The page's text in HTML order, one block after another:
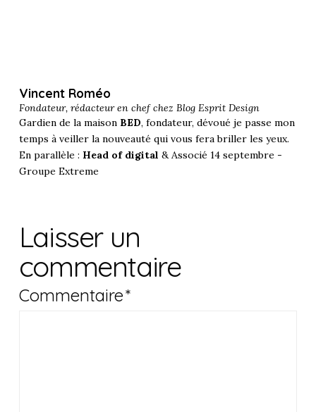
Vincent Roméo
Fondateur, rédacteur en chef chez Blog Esprit Design
Gardien de la maison BED, fondateur, dévoué je passe mon
temps à veiller la nouveauté qui vous fera briller les yeux.
En parallèle : Head of digital & Associé 14 septembre -
Groupe Extreme
Laisser un
commentaire
Commentaire*